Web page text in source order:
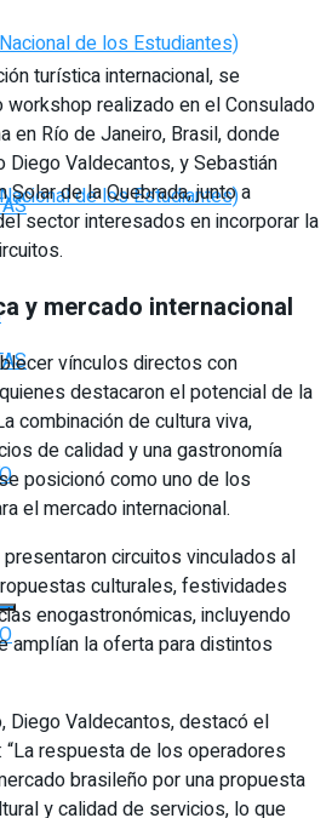
de los Estudiantes)
de los Estudiantes)
turística internacional, se
realizado en el Consulado
en Río de Janeiro, Brasil, donde
Diego Valdecantos, y Sebastián
Solar de la Quebrada, junto a
sector interesados en incorporar la
y mercado internacional
vínculos directos con
destacaron el potencial de la
combinación de cultura viva,
de calidad y una gastronomía
posicionó como uno de los
el mercado internacional.
circuitos vinculados al
culturales, festividades
enogastronómicas, incluyendo
amplían la oferta para distintos
Diego Valdecantos, destacó el
respuesta de los operadores
brasileño por una propuesta
y calidad de servicios, lo que